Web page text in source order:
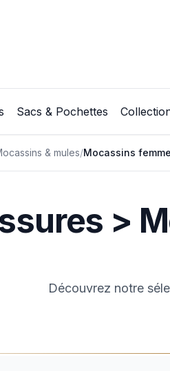
Sacs & Pochettes
& mules/Mocassins femme
>
Découvrez notre